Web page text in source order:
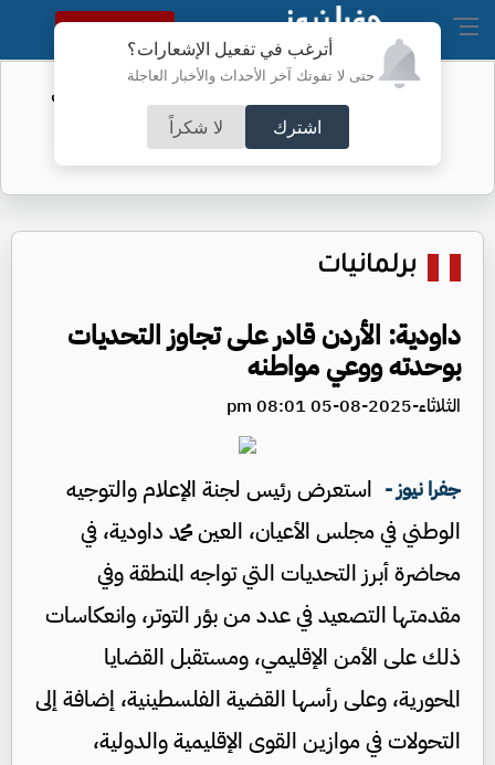
أترغب في تفعيل الإشعارات؟
حتى لا تفوتك آخر الأحداث والأخبار العاجلة
اشترك لا شكراً
النسخة الكاملة
الفيفا يحول مستحقات الأردن المالية من
كأس العرب
برلمانيات
داودية: الأردن قادر على تجاوز التحديات
بوحدته ووعي مواطنه
الثلاثاء-2025-08-05 08:01 pm
جفرا نيوز - استعرض رئيس لجنة الإعلام والتوجيه
الوطني في مجلس الأعيان، العين محمد داودية، في
محاضرة أبرز التحديات التي تواجه المنطقة وفي
مقدمتها التصعيد في عدد من بؤر التوتر، وانعكاسات
ذلك على الأمن الإقليمي، ومستقبل القضايا
المحورية، وعلى رأسها القضية الفلسطينية، إضافة إلى
التحولات في موازين القوى الإقليمية والدولية،